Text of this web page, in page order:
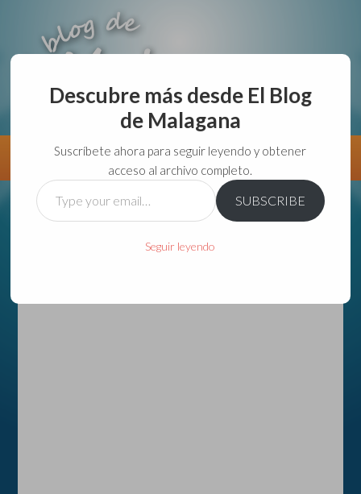
aunque lo haga de malas lo hago....
Información Directorio VivirGuadalajara
Descubre más desde El Blog
de Malagana
Suscríbete ahora para seguir leyendo y obtener
acceso al archivo completo.
Type
your
SUBSCRIBE
Seguir leyendo